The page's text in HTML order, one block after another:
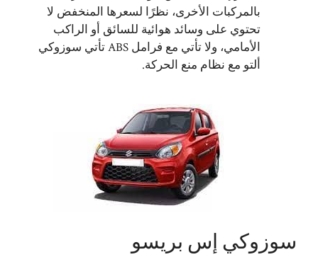
بالمركبات الأخرى، نظرًا لسعرها المنخفض لا
تحتوي على وسائد هوائية للسائق أو الراكب
الأمامي، ولا تأتي مع فرامل ABS تأتي سوزوكي
ألتو مع نظام منع الحركة.
سوزوكي إس بريسو